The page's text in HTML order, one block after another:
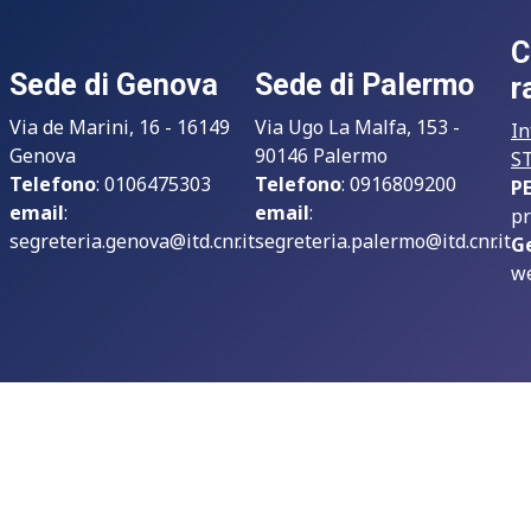
Sede di Genova
Via de Marini, 16 - 16149
Genova
Telefono: 0106475303
email:
segreteria.genova@itd.cnr.it
Sede di Palermo
Via Ugo La Malfa, 153 -
90146 Palermo
Telefono: 0916809200
email:
segreteria.palermo@itd.cnr.it